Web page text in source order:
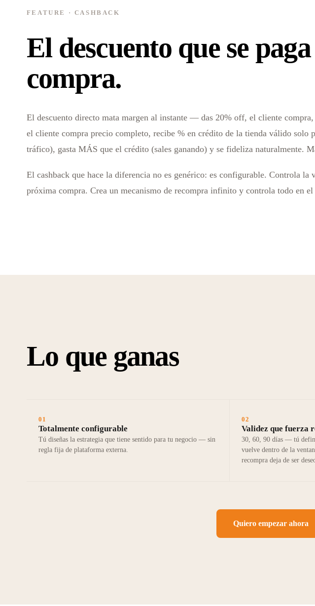
FEATURE · CASHBACK
El descuento que se
compra.
El descuento directo mata margen al instante — das 20% off, el cliente
el cliente compra precio completo, recibe % en crédito de la tienda válido
tráfico), gasta MÁS que el crédito (sales ganando) y se fideliza naturalmente.
El cashback que hace la diferencia no es genérico: es configurable. Controla
próxima compra. Crea un mecanismo de recompra infinito y controla todo en
Lo que ganas
01
Totalmente configurable
Tú diseñas la estrategia que tiene sentido para tu negocio — sin
regla fija de plataforma externa.
02
Validez que fuerza
30, 60, 90 días — tú
vuelve dentro de la
recompra deja de ser
Quiero empezar ahora